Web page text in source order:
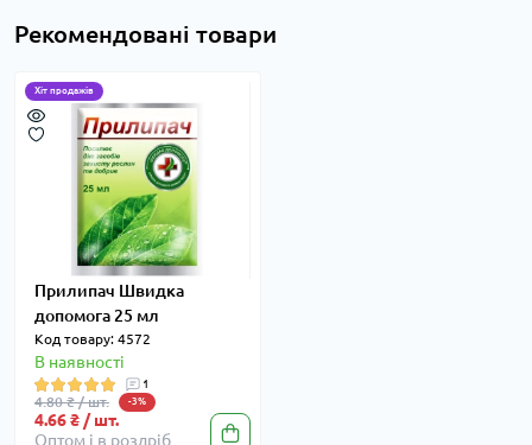
Рекомендовані товари
Хіт продажів
Прилипач Швидка
допомога 25 мл
Код товару: 4572
В наявності
1
4.80 ₴ / шт. -3%
4.66 ₴ / шт.
Оптом і в роздріб